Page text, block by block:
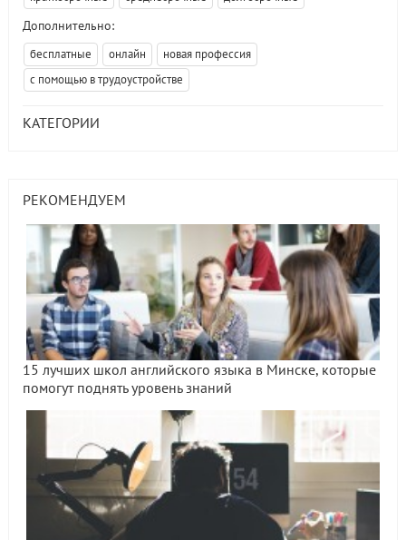
Дополнительно:
бесплатные онлайн
новая профессия
с помощью в трудоустройстве
КАТЕГОРИИ
РЕКОМЕНДУЕМ
15 лучших школ английского языка в Минске, которые
помогут поднять уровень знаний